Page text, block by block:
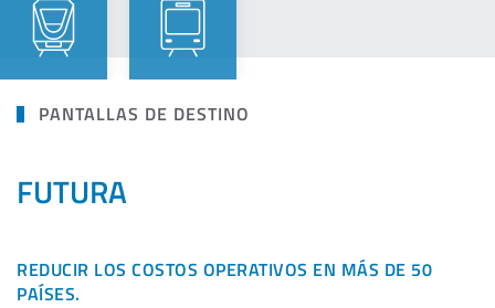
PANTALLAS DE DESTINO
FUTURA
REDUCIR LOS COSTOS OPERATIVOS EN MÁS DE 50
PAÍSES.